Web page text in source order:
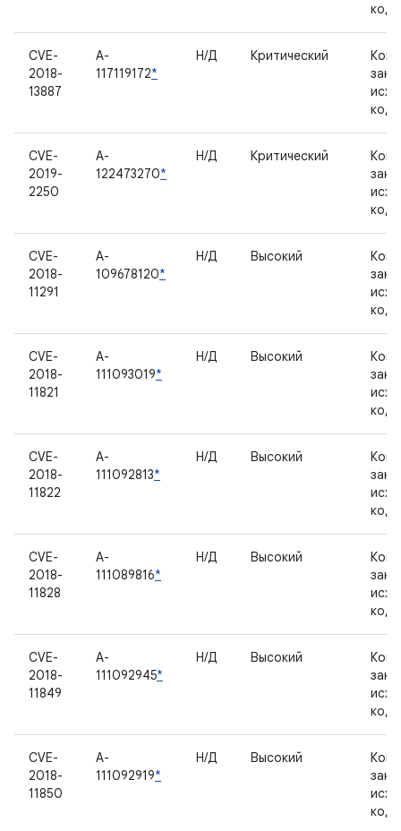
CVE-
2018-
13887
A-
117119172*
Н/Д Критический
CVE-
2019-
2250
A-
122473270*
Н/Д Критический
CVE-
2018-
11291
A-
109678120*
Н/Д Высокий
CVE-
2018-
11821
A-
111093019*
Н/Д Высокий
CVE-
2018-
11822
A-
111092813*
Н/Д Высокий
CVE-
2018-
11828
A-
111089816*
Н/Д Высокий
CVE-
2018-
11849
A-
111092945*
Н/Д Высокий
CVE-
2018-
11850
A-
111092919*
Н/Д Высокий